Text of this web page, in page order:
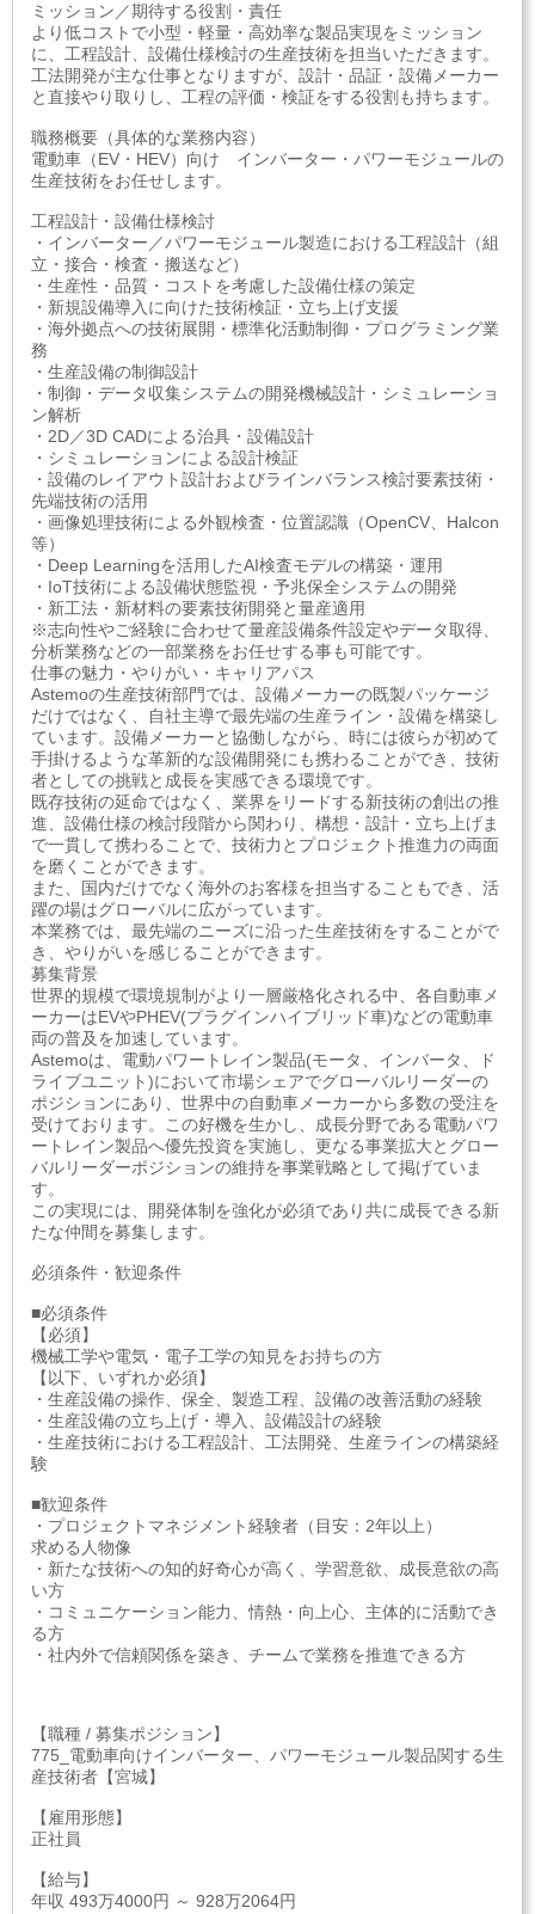
ミッション／期待する役割・責任
より低コストで小型・軽量・高効率な製品実現をミッション
に、工程設計、設備仕様検討の生産技術を担当いただきます。
工法開発が主な仕事となりますが、設計・品証・設備メーカー
と直接やり取りし、工程の評価・検証をする役割も持ちます。
職務概要（具体的な業務内容）
電動車（EV・HEV）向け インバーター・パワーモジュールの
生産技術をお任せします。
工程設計・設備仕様検討
・インバーター／パワーモジュール製造における工程設計（組
立・接合・検査・搬送など）
・生産性・品質・コストを考慮した設備仕様の策定
・新規設備導入に向けた技術検証・立ち上げ支援
・海外拠点への技術展開・標準化活動制御・プログラミング業
務
・生産設備の制御設計
・制御・データ収集システムの開発機械設計・シミュレーショ
ン解析
・2D／3D CADによる治具・設備設計
・シミュレーションによる設計検証
・設備のレイアウト設計およびラインバランス検討要素技術・
先端技術の活用
・画像処理技術による外観検査・位置認識（OpenCV、Halcon
等）
・Deep Learningを活用したAI検査モデルの構築・運用
・IoT技術による設備状態監視・予兆保全システムの開発
・新工法・新材料の要素技術開発と量産適用
※志向性やご経験に合わせて量産設備条件設定やデータ取得、
分析業務などの一部業務をお任せする事も可能です。
仕事の魅力・やりがい・キャリアパス
Astemoの生産技術部門では、設備メーカーの既製パッケージ
だけではなく、自社主導で最先端の生産ライン・設備を構築し
ています。設備メーカーと協働しながら、時には彼らが初めて
手掛けるような革新的な設備開発にも携わることができ、技術
者としての挑戦と成長を実感できる環境です。
既存技術の延命ではなく、業界をリードする新技術の創出の推
進、設備仕様の検討段階から関わり、構想・設計・立ち上げま
で一貫して携わることで、技術力とプロジェクト推進力の両面
を磨くことができます。
また、国内だけでなく海外のお客様を担当することもでき、活
躍の場はグローバルに広がっています。
本業務では、最先端のニーズに沿った生産技術をすることがで
き、やりがいを感じることができます。
募集背景
世界的規模で環境規制がより一層厳格化される中、各自動車メ
ーカーはEVやPHEV(プラグインハイブリッド車)などの電動車
両の普及を加速しています。
Astemoは、電動パワートレイン製品(モータ、インバータ、ド
ライブユニット)において市場シェアでグローバルリーダーの
ポジションにあり、世界中の自動車メーカーから多数の受注を
受けております。この好機を生かし、成長分野である電動パワ
ートレイン製品へ優先投資を実施し、更なる事業拡大とグロー
バルリーダーポジションの維持を事業戦略として掲げていま
す。
この実現には、開発体制を強化が必須であり共に成長できる新
たな仲間を募集します。
必須条件・歓迎条件
■必須条件
【必須】
機械工学や電気・電子工学の知見をお持ちの方
【以下、いずれか必須】
・生産設備の操作、保全、製造工程、設備の改善活動の経験
・生産設備の立ち上げ・導入、設備設計の経験
・生産技術における工程設計、工法開発、生産ラインの構築経
験
■歓迎条件
・プロジェクトマネジメント経験者（目安：2年以上）
求める人物像
・新たな技術への知的好奇心が高く、学習意欲、成長意欲の高
い方
・コミュニケーション能力、情熱・向上心、主体的に活動でき
る方
・社内外で信頼関係を築き、チームで業務を推進できる方
【職種 / 募集ポジション】
775_電動車向けインバーター、パワーモジュール製品関する生
産技術者【宮城】
【雇用形態】
正社員
【給与】
年収 493万4000円 ～ 928万2064円